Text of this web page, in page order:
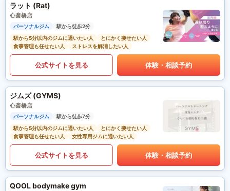
ラット (Rat)
心斎橋店
パーソナルジム
駅から徒歩2分
駅から5分以内のジムに通いたい人
とにかく痩せたい人
食事管理も任せたい人
ストレスを解消したい人
公式サイトを見る 体験・相談予約
ジムズ (GYMS)
心斎橋店
パーソナルジム
駅から徒歩7分
駅から5分以内のジムに通いたい人
とにかく痩せたい人
食事管理も任せたい人
女性専用ジムに通いたい人
公式サイトを見る 体験・相談予約
QOOL bodymake gym